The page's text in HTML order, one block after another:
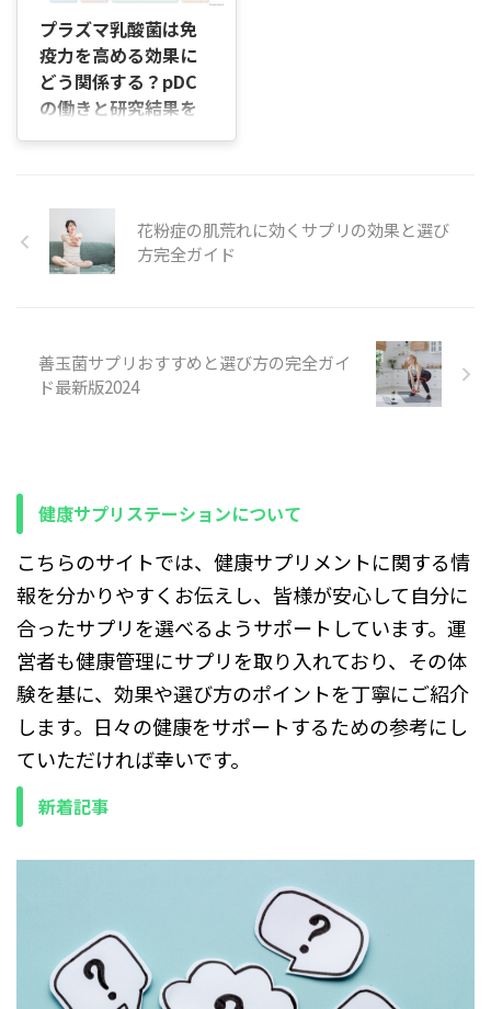
で、順を追って説明します。
腸内環境を整えるとどんな良
いことがあるか 腸の調子が整
うと、便通が安定しやすく、
食後の重さが軽く感じられま
す。免疫やお肌の調子に良い
も、日々の選び方を変えるだ
けで効果が出る場合が多いで
す。 コンビニが ...
専門家の公開コメント、臨床
プラズマ乳酸菌は免
疫力を高める効果に
どう関係する？pDC
の働きと研究結果を
解説
際に体の中で何が起きている
の？」と感じたことはありま
せんか。 「pDCという細胞が
関係しているらしいけど、よ
できない」など、気になりつ
つもイメージが持てずに迷っ
続けるかどうかの判断もしに
は、プラズマ乳酸菌が免疫に
花粉症の肌荒れに効くサプリの効果と選び
方完全ガイド
善玉菌サプリおすすめと選び方の完全ガイ
ド最新版2024
健康サプリステーションについて
こちらのサイトでは、健康サプリメントに関する情
報を分かりやすくお伝えし、皆様が安心して自分に
合ったサプリを選べるようサポートしています。運
営者も健康管理にサプリを取り入れており、その体
験を基に、効果や選び方のポイントを丁寧にご紹介
します。日々の健康をサポートするための参考にし
ていただければ幸いです。
新着記事